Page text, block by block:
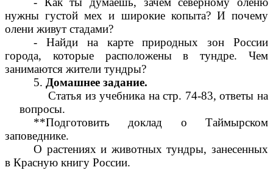
нужны густой мех и широкие копыта? И почему
олени живут стадами?
- Найди на карте природных зон России
города, которые расположены в тундре. Чем
занимаются жители тундры?
5. Домашнее задание.
Статья из учебника на стр. 74-83, ответы на
вопросы.
**Подготовить доклад о Таймырском
заповеднике.
О растениях и животных тундры, занесенных
в Красную книгу России.